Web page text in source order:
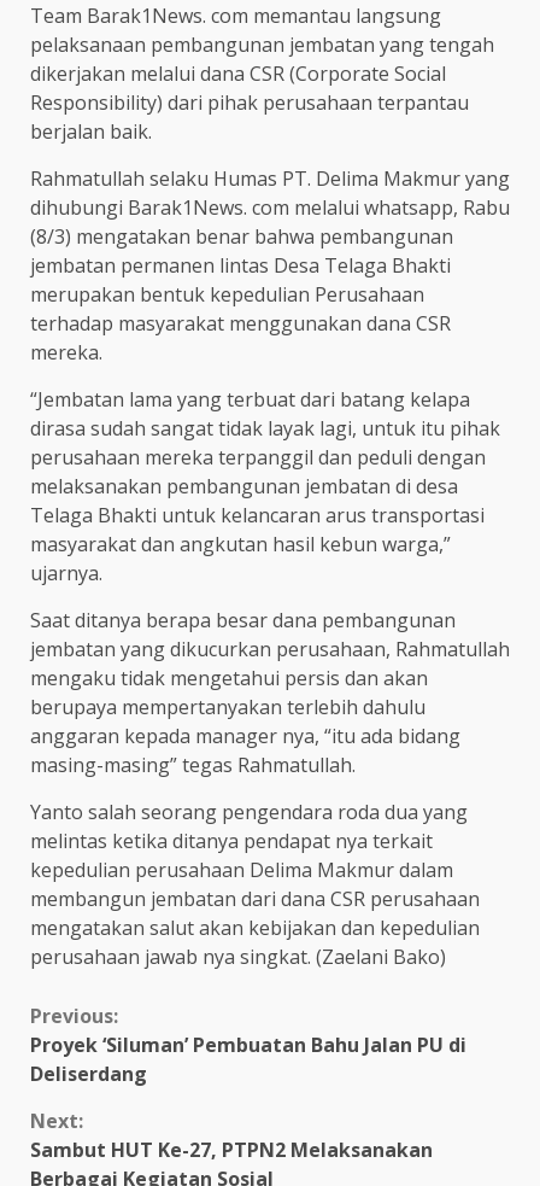
Team Barak1News. com memantau langsung
pelaksanaan pembangunan jembatan yang tengah
dikerjakan melalui dana CSR (Corporate Social
Responsibility) dari pihak perusahaan terpantau
berjalan baik.
Rahmatullah selaku Humas PT. Delima Makmur yang
dihubungi Barak1News. com melalui whatsapp, Rabu
(8/3) mengatakan benar bahwa pembangunan
jembatan permanen lintas Desa Telaga Bhakti
merupakan bentuk kepedulian Perusahaan
terhadap masyarakat menggunakan dana CSR
mereka.
“Jembatan lama yang terbuat dari batang kelapa
dirasa sudah sangat tidak layak lagi, untuk itu pihak
perusahaan mereka terpanggil dan peduli dengan
melaksanakan pembangunan jembatan di desa
Telaga Bhakti untuk kelancaran arus transportasi
masyarakat dan angkutan hasil kebun warga,”
ujarnya.
Saat ditanya berapa besar dana pembangunan
jembatan yang dikucurkan perusahaan, Rahmatullah
mengaku tidak mengetahui persis dan akan
berupaya mempertanyakan terlebih dahulu
anggaran kepada manager nya, “itu ada bidang
masing-masing” tegas Rahmatullah.
Yanto salah seorang pengendara roda dua yang
melintas ketika ditanya pendapat nya terkait
kepedulian perusahaan Delima Makmur dalam
membangun jembatan dari dana CSR perusahaan
mengatakan salut akan kebijakan dan kepedulian
perusahaan jawab nya singkat. (Zaelani Bako)
Continue
Reading
Previous:
Proyek ‘Siluman’ Pembuatan Bahu Jalan PU di
Deliserdang
Next:
Sambut HUT Ke-27, PTPN2 Melaksanakan
Berbagai Kegiatan Sosial